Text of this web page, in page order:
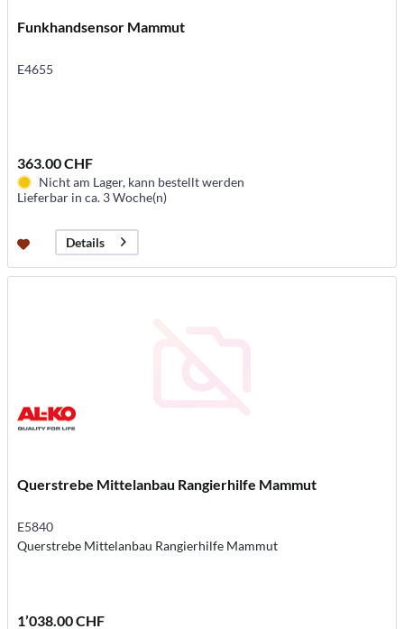
Funkhandsensor Mammut
E4655
363.00 CHF
Nicht am Lager, kann bestellt werden
Lieferbar in ca. 3 Woche(n)
Details
Querstrebe Mittelanbau Rangierhilfe Mammut
E5840
Querstrebe Mittelanbau Rangierhilfe Mammut
1’038.00 CHF